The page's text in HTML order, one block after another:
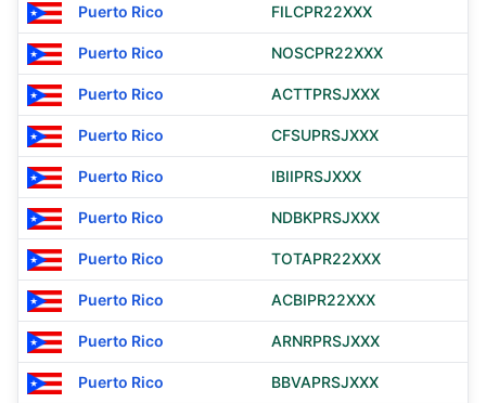
Puerto Rico FILCPR22XXX
Puerto Rico NOSCPR22XXX
Puerto Rico ACTTPRSJXXX
Puerto Rico CFSUPRSJXXX
Puerto Rico IBIIPRSJXXX
Puerto Rico NDBKPRSJXXX
Puerto Rico TOTAPR22XXX
Puerto Rico ACBIPR22XXX
Puerto Rico ARNRPRSJXXX
Puerto Rico BBVAPRSJXXX